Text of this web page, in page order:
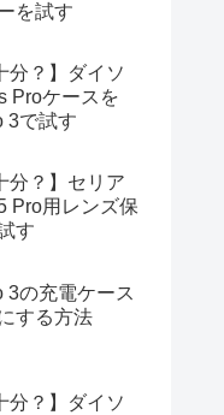
を試す
分？】ダイソ
Proケースを
3で試す
分？】セリア
Pro用レンズ保
す
3の充電ケース
する方法
分？】ダイソ